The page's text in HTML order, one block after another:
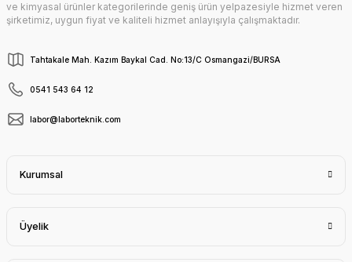
ve kimyasal ürünler kategorilerinde geniş ürün yelpazesiyle hizmet veren
şirketimiz, uygun fiyat ve kaliteli hizmet anlayışıyla çalışmaktadır.
Tahtakale Mah. Kazım Baykal Cad. No:13/C Osmangazi/BURSA
0541 543 64 12
labor@laborteknik.com
Kurumsal
Üyelik